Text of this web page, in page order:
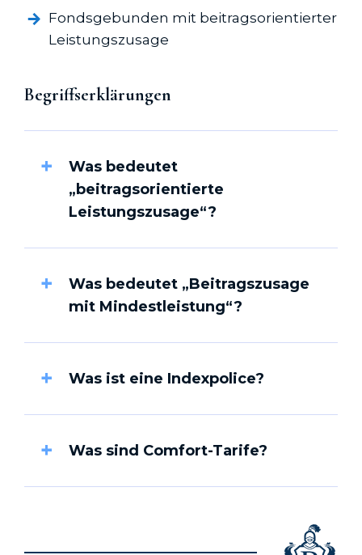
Fondsgebunden mit beitragsorientierter
Leistungszusage
Begriffserklärungen
Was bedeutet
„beitragsorientierte
Leistungszusage“?
Was bedeutet „Beitragszusage
mit Mindestleistung“?
Was ist eine Indexpolice?
Was sind Comfort-Tarife?